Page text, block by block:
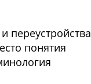
переустройства
понятия